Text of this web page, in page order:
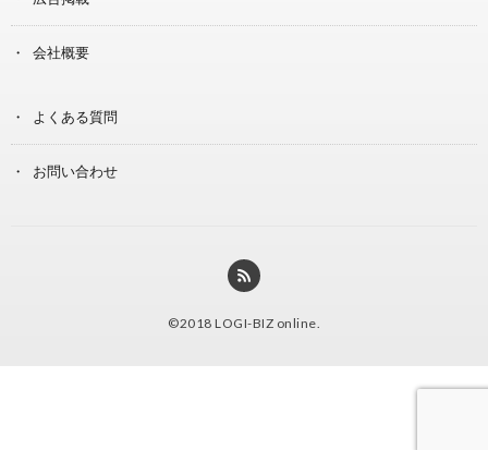
会社概要
よくある質問
お問い合わせ
©2018 LOGI-BIZ online